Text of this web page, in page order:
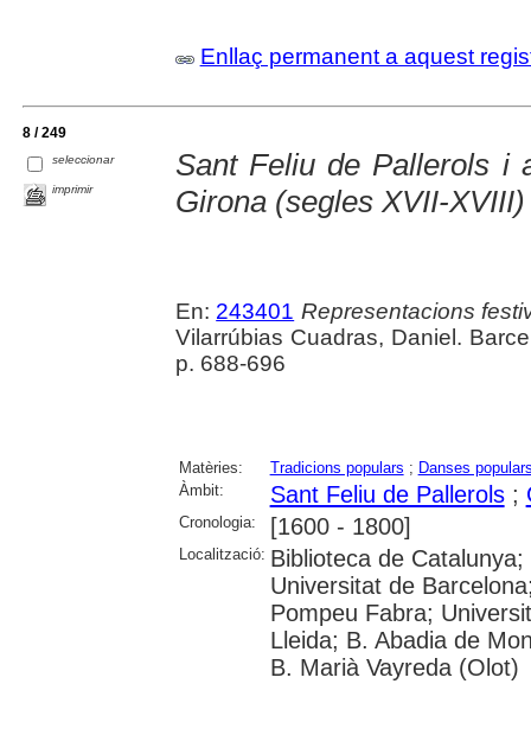
Enllaç permanent a aquest
8 / 249
seleccionar
imprimir
Sant Feliu de Pallerols i
Girona (segles XVII-XVIII)
En: 243401 Representacions
Vilarrúbias Cuadras, Daniel.
p. 688-696
Matèries: Tradicions populars ; Danses
Àmbit:
Sant Feliu de Pallerols;
Cronologia: [1600 - 1800]
Localització: Biblioteca de
Universitat de
Pompeu Fabra;
Lleida; B. Abadia de
B. Marià Vayreda (Olot)